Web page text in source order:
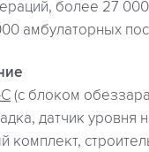
более 27
амбулаторных
(с блоком
датчик уровня
комплект,